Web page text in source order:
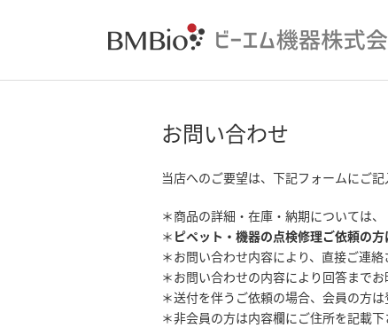
お問い合わせ
当店へのご要望は、下記フォームにご記
＊商品の詳細・在庫・納期については
＊ ピペット・機器の点検修理ご依頼の方
＊お問い合わせ内容により、直接ご連絡
＊お問い合わせの内容により回答まで
＊送付を伴うご依頼の場合、会員の方は
＊非会員の方は内容欄にご住所を記載